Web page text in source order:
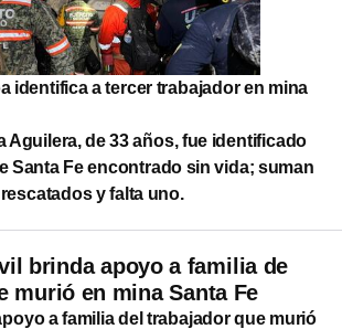
identifica a tercer trabajador en mina
Aguilera, de 33 años, fue identificado
Santa Fe encontrado sin vida; suman
y falta uno.
brinda apoyo a familia de
murió en mina Santa Fe
a familia del trabajador que murió